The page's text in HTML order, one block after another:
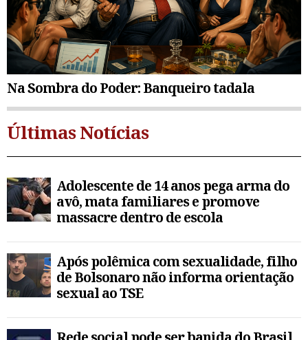
Na Sombra do Poder: Banqueiro tadala
Últimas Notícias
Adolescente de 14 anos pega arma do
avô, mata familiares e promove
massacre dentro de escola
Após polêmica com sexualidade, filho
de Bolsonaro não informa orientação
sexual ao TSE